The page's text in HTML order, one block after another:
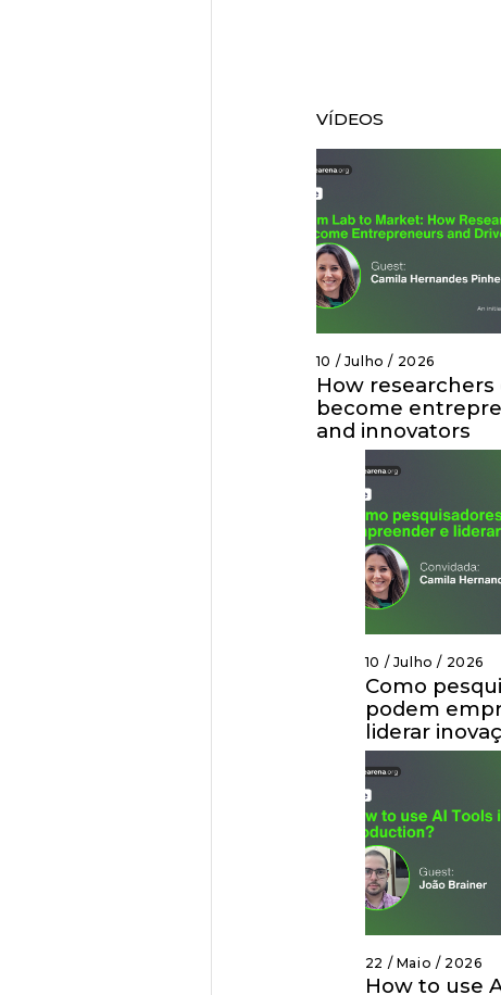
VÍDEOS
10 / Julho / 2026
How researchers
become
and innovators
10 / Julho / 2026
Como
podem
liderar
22 / Maio / 2026
How to use